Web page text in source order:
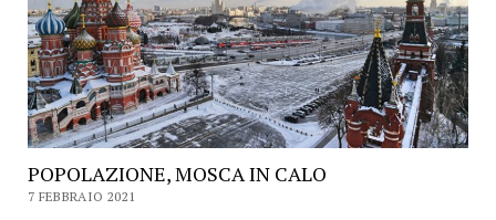
POPOLAZIONE, MOSCA IN CALO
7 FEBBRAIO 2021